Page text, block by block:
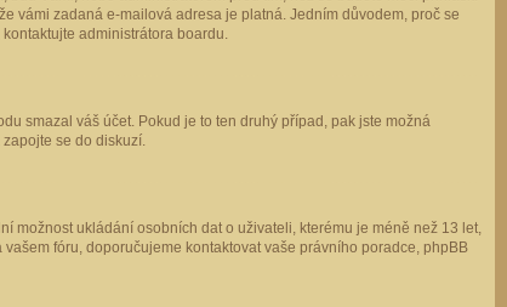
vámi zadaná e-mailová adresa je platná. Jedním důvodem, proč se
administrátora boardu.
smazal váš účet. Pokud je to ten druhý případ, pak jste možná
se do diskuzí.
možnost ukládání osobních dat o uživateli, kterému je méně než 13 let,
fóru, doporučujeme kontaktovat vaše právního poradce, phpBB